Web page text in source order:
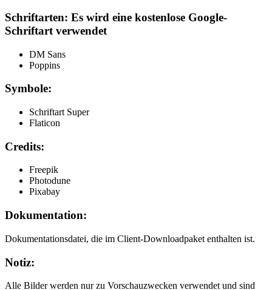
Schriftarten: Es wird eine kostenlose Google-
Schriftart verwendet
DM Sans
Poppins
Symbole:
Schriftart Super
Flaticon
Credits:
Freepik
Photodune
Pixabay
Dokumentation:
Dokumentationsdatei, die im Client-Downloadpaket enthalten ist.
Notiz:
Alle Bilder werden nur zu Vorschauzwecken verwendet und sind